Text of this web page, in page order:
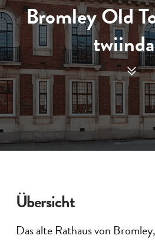
Bromley Old
Übersicht
Das alte Rathaus von